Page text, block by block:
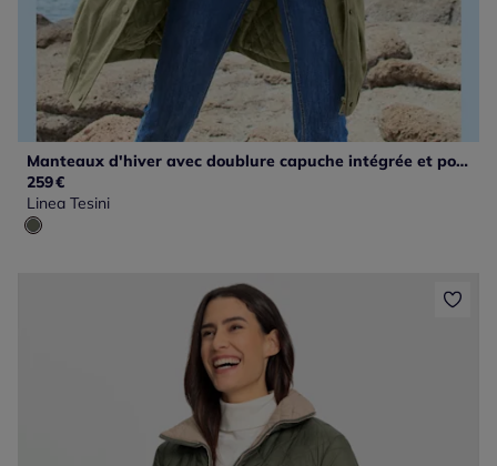
Manteaux d'hiver avec doublure capuche intégrée et poches
259€
Linea Tesini